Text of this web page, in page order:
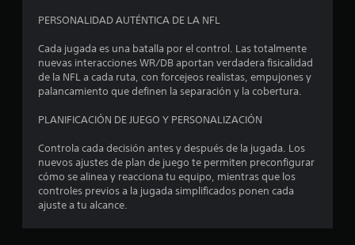
PERSONALIDAD AUTÉNTICA DE LA NFL
Cada jugada es una batalla por el control. Las totalmente
nuevas interacciones WR/DB aportan verdadera fisicalidad
de la NFL a cada ruta, con forcejeos realistas, empujones y
palancamiento que definen la separación y la cobertura.
PLANIFICACIÓN DE JUEGO Y PERSONALIZACIÓN
Controla cada decisión antes y después de la jugada. Los
nuevos ajustes de plan de juego te permiten preconfigurar
cómo se alinea y reacciona tu equipo, mientras que los
controles previos a la jugada simplificados ponen cada
ajuste a tu alcance.